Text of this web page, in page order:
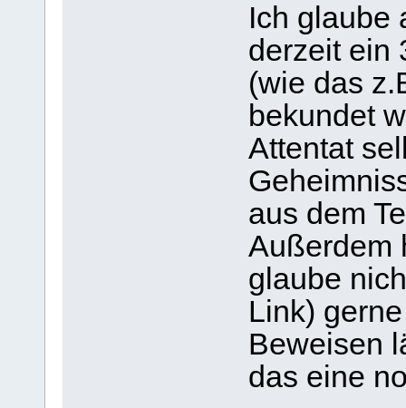
Ich glaube
derzeit ein
(wie das
bekundet
Attentat
aus dem
Außerdem
glaube
Link)
Beweisen
das eine